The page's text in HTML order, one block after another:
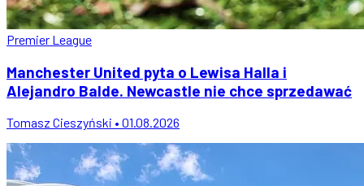
Premier League
Manchester United pyta o Lewisa Halla i
Alejandro Balde. Newcastle nie chce sprzedawać
Tomasz Cieszyński • 01.08.2026